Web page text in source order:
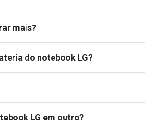
mais?
do notebook LG?
LG em outro?